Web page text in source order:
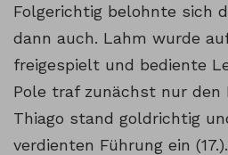
Folgerichtig belohnte sich
dann auch. Lahm wurde
freigespielt und bediente
Pole traf zunächst nur den
Thiago stand goldrichtig
verdienten Führung ein (17.).